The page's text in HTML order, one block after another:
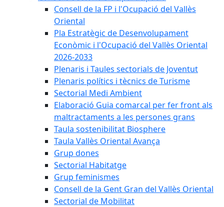
Consell de la FP i l'Ocupació del Vallès
Oriental
Pla Estratègic de Desenvolupament
Econòmic i l'Ocupació del Vallès Oriental
2026-2033
Plenaris i Taules sectorials de Joventut
Plenaris polítics i tècnics de Turisme
Sectorial Medi Ambient
Elaboració Guia comarcal per fer front als
maltractaments a les persones grans
Taula sostenibilitat Biosphere
Taula Vallès Oriental Avança
Grup dones
Sectorial Habitatge
Grup feminismes
Consell de la Gent Gran del Vallès Oriental
Sectorial de Mobilitat